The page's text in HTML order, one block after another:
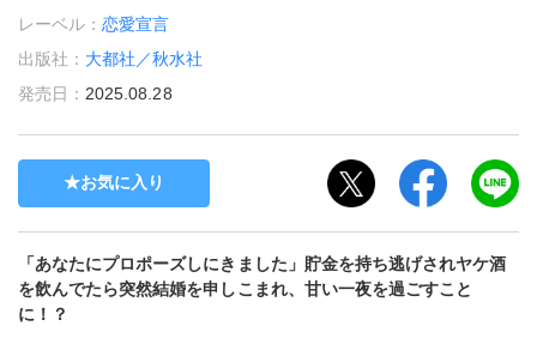
レーベル：恋愛宣言
出版社： 大都社／秋水社
発売日： 2025.08.28
お気に入り
「あなたにプロポーズしにきました」貯金を持ち逃げされヤケ酒
を飲んでたら突然結婚を申しこまれ、甘い一夜を過ごすこと
に！？